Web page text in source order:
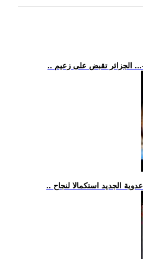
... الجزائر تقبض على زعيم
الجديد استكمالا لنجاح